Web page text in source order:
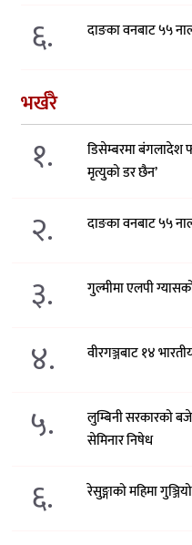
६. दाङका वनबाट ५५
भर्खरै
१.
डिसेम्बरमा बंगलादेश
मृत्युको डर छैन’
२. दाङका वनबाट ५५
३. गुल्मीमा एलपी
४. वीरगञ्जबाट १४
५.
लुम्बिनी सरकारको
सेमिनार निषेध
६. रेसुङ्गाको महिमा